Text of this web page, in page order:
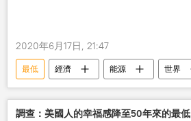
2020年6月17日, 21:47
最低 經濟 能源 世界
調查：美國人的幸福感降至50年來的最低